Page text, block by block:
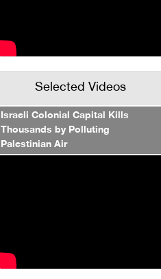
Selected Videos
Israeli Colonial Capital Kills
Thousands by Polluting
Palestinian Air